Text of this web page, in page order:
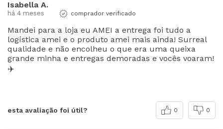
Isabella A.
há 4 meses comprador verificado
Mandei para a loja eu AMEI a entrega foi tudo a
logística amei e o produto amei mais ainda! Surreal
qualidade e não encolheu o que era uma queixa
grande minha e entregas demoradas e vocês voaram!
✈️
esta avaliação foi útil? 0 0